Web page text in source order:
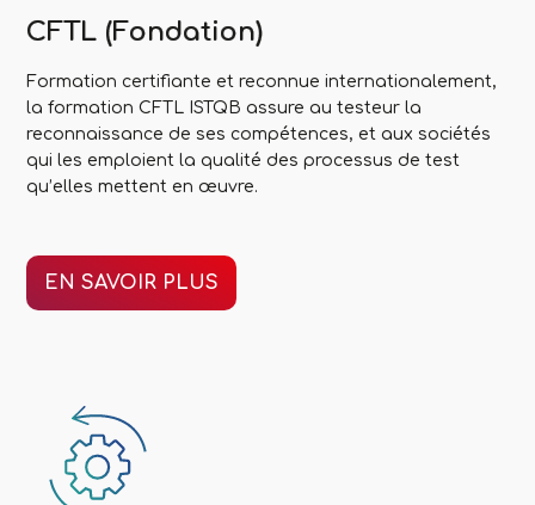
CFTL (Fondation)
Formation certifiante et reconnue internationalement,
la formation CFTL ISTQB assure au testeur la
reconnaissance de ses compétences, et aux sociétés
qui les emploient la qualité des processus de test
qu’elles mettent en œuvre.
EN SAVOIR PLUS